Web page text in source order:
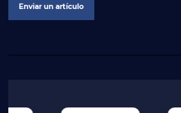
Enviar un artículo